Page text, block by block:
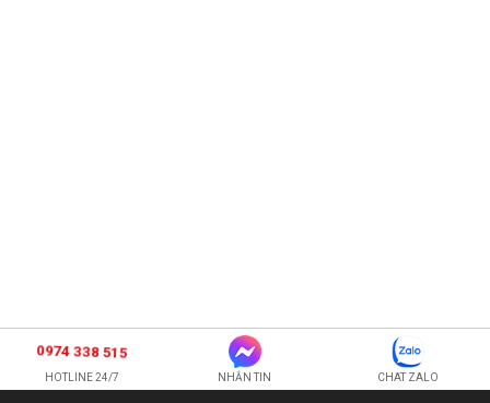
0974 338 515
HOTLINE 24/7 NHẮN TIN CHAT ZALO